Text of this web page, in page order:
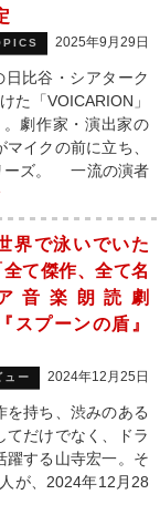
2025年9月29日
比谷・シアターク
た「VOICARION」
。劇作家・演出家の
イクの前に立ち、
ーズ。 一流の演者
界で泳いでいた
て傑作、全て名
音楽朗読劇
スプーンの盾』
ュー 2024年12月25日
持ち、渋みのある
てだけでなく、ドラ
躍する山寺宏一。そ
が、2024年12月28